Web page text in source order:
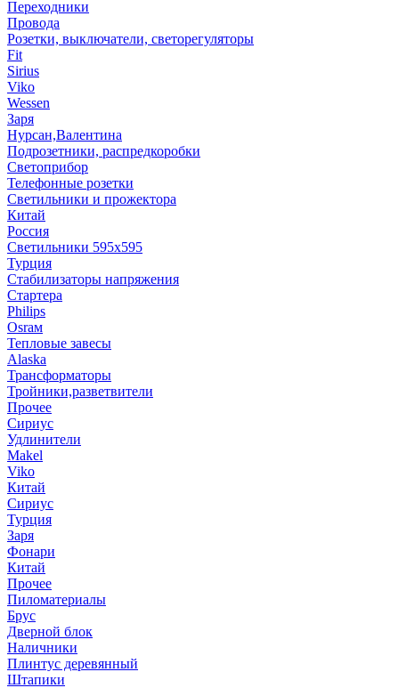
Переходники
Провода
Розетки, выключатели, светорегуляторы
Fit
Sirius
Viko
Wessen
Заря
Нурсан,Валентина
Подрозетники, распредкоробки
Светоприбор
Телефонные розетки
Светильники и прожектора
Китай
Россия
Светильники 595х595
Турция
Стабилизаторы напряжения
Стартера
Philips
Оsrам
Тепловые завесы
Alaska
Трансформаторы
Тройники,разветвители
Прочее
Сириус
Удлинители
Makel
Viko
Китай
Сириус
Турция
Заря
Фонари
Китай
Прочее
Пиломатериалы
Брус
Дверной блок
Наличники
Плинтус деревянный
Штапики